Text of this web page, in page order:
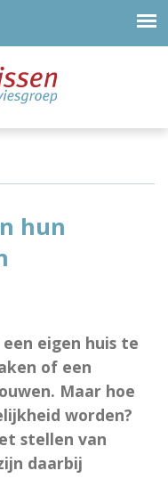
hun
eigen huis te
of een
Maar hoe
worden?
stellen van
daarbij